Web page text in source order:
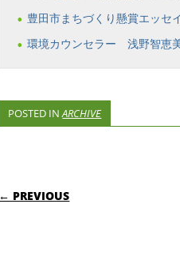
豊田市まちづくり懸賞エッセ
環境カウンセラー 浅野智恵
POSTED INARCHIVE
POST
← PREVIOUS